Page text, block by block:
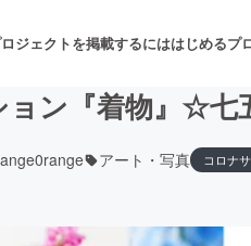
ジェクトを掲載するにははじめるプ
ョン『着物』☆
アート・写真 コロナ